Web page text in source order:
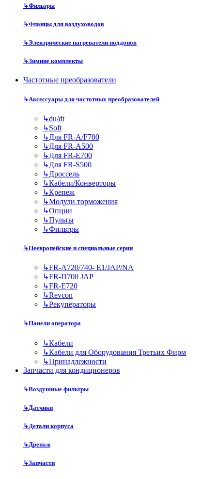
↳Фильтры
↳Фланцы для воздуховодов
↳Электрические нагреватели поддонов
↳Зимние комплекты
Частотные преобразователи
↳Аксессуары для частотных преобразователей
↳du/dt
↳Soft
↳Для FR-A/F700
↳Для FR-A500
↳Для FR-E700
↳Для FR-S500
↳Дроссель
↳Кабели/Конверторы
↳Крепеж
↳Модули торможения
↳Опции
↳Пульты
↳Фильтры
↳Неевропейские и специальные серии
↳FR-A720/740- E1/JAP/NA
↳FR-D700 JAP
↳FR-E720
↳Revcon
↳Рекуператоры
↳Панели оператора
↳Кабели
↳Кабели для Оборудования Третьих Фирм
↳Принадлежности
Запчасти для кондиционеров
↳Воздушные фильтры
↳Датчики
↳Детали корпуса
↳Дренаж
↳Запчасти